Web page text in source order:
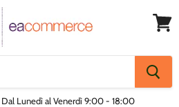
Dal Lunedì al Venerdì9:00 - 18:00